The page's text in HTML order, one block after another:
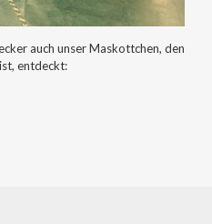
auch unser Maskottchen, den
entdeckt: